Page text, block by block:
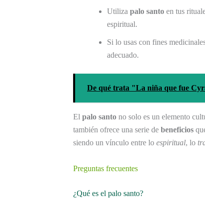
Utiliza palo santo en tus
espiritual.
Si lo usas con fines
adecuado.
De qué trata "La niña que fue
El palo santo no solo es un elemento
también ofrece una serie de beneficios
siendo un vínculo entre lo espiritual, lo
Preguntas frecuentes
¿Qué es el palo santo?